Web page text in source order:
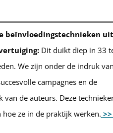
beïnvloedingstechnieken
Dit duikt diep in 33
We zijn onder de indruk
campagnes en de
de auteurs. Deze
ze in de praktijk werken.